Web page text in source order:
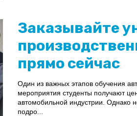
Заказывайте
прямо сейчас
Один из важных этапов обучения
мероприятия студенты получают
автомобильной индустрии. Однако
подро...